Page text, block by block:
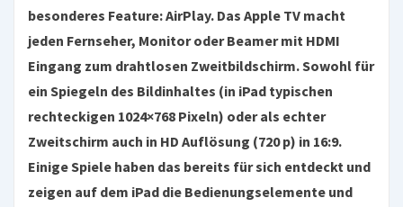
besonderes Feature: AirPlay. Das Apple TV macht
jeden Fernseher, Monitor oder Beamer mit HDMI
Eingang zum drahtlosen Zweitbildschirm. Sowohl für
ein Spiegeln des Bildinhaltes (in iPad typischen
rechteckigen 1024×768 Pixeln) oder als echter
Zweitschirm auch in HD Auflösung (720 p) in 16:9.
Einige Spiele haben das bereits für sich entdeckt und
zeigen auf dem iPad die Bedienungselemente und